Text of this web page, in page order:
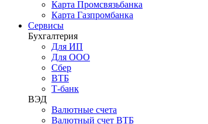
Карта Промсвязьбанка
Карта Газпромбанка
Сервисы
Бухгалтерия
Для ИП
Для ООО
Сбер
ВТБ
Т-банк
ВЭД
Валютные счета
Валютный счет ВТБ